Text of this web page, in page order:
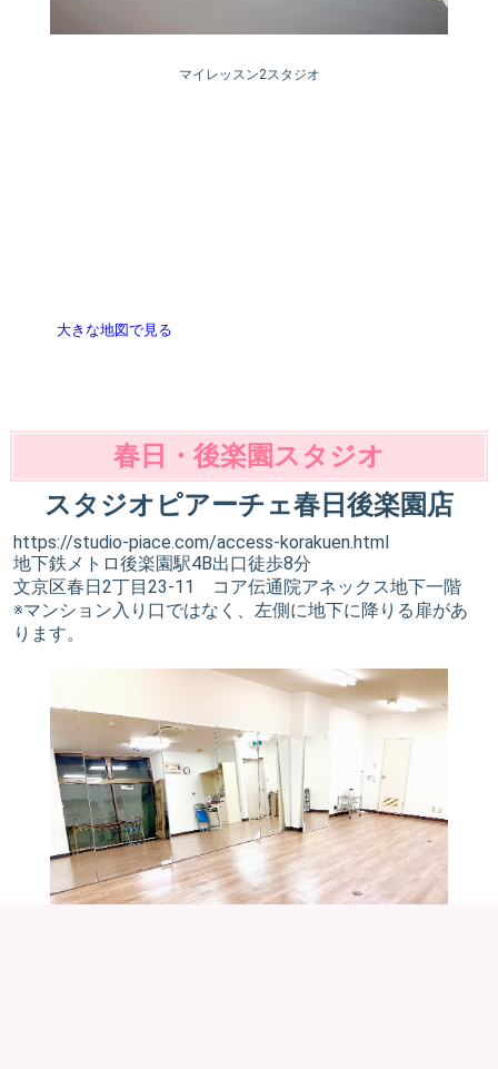
マイレッスン2スタジオ
大きな地図で見る
春日・後楽園スタジオ
スタジオピアーチェ春日後楽園店
https://studio-piace.com/access-korakuen.html
地下鉄メトロ後楽園駅4B出口徒歩8分
文京区春日2丁目23-11 コア伝通院アネックス地下一階
※マンション入り口ではなく、左側に地下に降りる扉があ
ります。